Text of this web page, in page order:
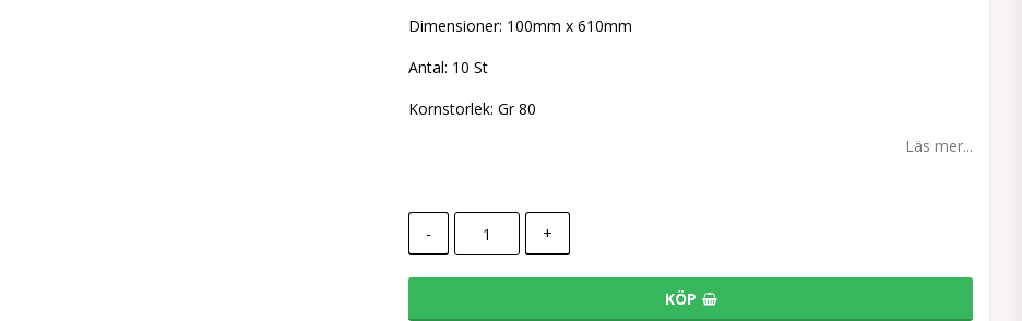
Dimensioner: 100mm x 610mm
Antal: 10 St
Kornstorlek: Gr 80
Läs mer...
- +
KÖP